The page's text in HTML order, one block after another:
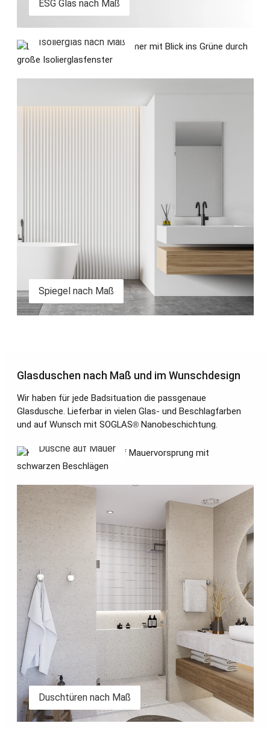
ESG Glas nach Maß
Isolierglas nach Maß
Isolierglas nach Maß
Spiegel nach Maß
Glasduschen nach Maß und im Wunschdesign
Wir haben für jede Badsituation die passgenaue
Glasdusche. Lieferbar in vielen Glas- und Beschlagfarben
und auf Wunsch mit SOGLAS®Nanobeschichtung.
Dusche auf Mauer
Dusche auf Mauer
Duschtüren nach Maß
Duschtüren nach Maß